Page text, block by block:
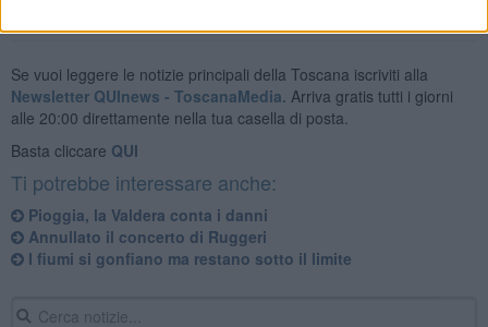
Se vuoi leggere le notizie principali della Toscana iscriviti alla
Newsletter QUInews - ToscanaMedia. Arriva gratis tutti i giorni
alle 20:00 direttamente nella tua casella di posta.
Basta cliccare QUI
Ti potrebbe interessare anche:
Pioggia, la Valdera conta i danni
Annullato il concerto di Ruggeri
I fiumi si gonfiano ma restano sotto il limite